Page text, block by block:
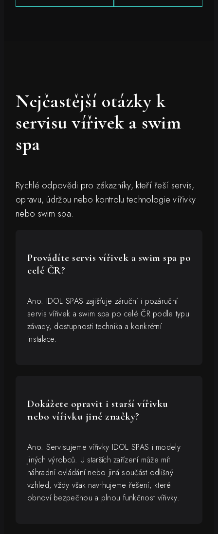
Nejčastější otázky k
servisu vířivek a swim
spa
Rychlé odpovědi pro zákazníky, kteří řeší servis,
opravu, údržbu nebo kontrolu technologie vířivky
nebo swim spa.
Provádíte servis vířivek a swim spa po
celé ČR?
Ano. IDOL SPAS zajišťuje záruční i pozáruční
servis vířivek a swim spa po celé ČR podle typu
závady, dostupnosti technika a konkrétní
instalace.
Dokážete opravit i starší vířivku
nebo vířivku jiné značky?
Ano. Servisujeme vířivky IDOL SPAS i modely
jiných výrobců. U starších zařízení může mít
náhradní ovládání nebo jiná součást odlišný
vzhled, vždy však navrhujeme řešení, které
obnoví bezpečnou a plnou funkčnost vířivky.